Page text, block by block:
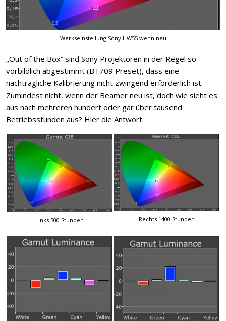
Werkseinstellung Sony HW55 wenn neu
„Out of the Box“ sind Sony Projektoren in der Regel so
vorbildlich abgestimmt (BT709 Preset), dass eine
nachträgliche Kalibrierung nicht zwingend erforderlich ist.
Zumindest nicht, wenn der Beamer neu ist, doch wie sieht es
aus nach mehreren hundert oder gar über tausend
Betriebsstunden aus? Hier die Antwort:
Links 500 Stunden Rechts 1400 Stunden